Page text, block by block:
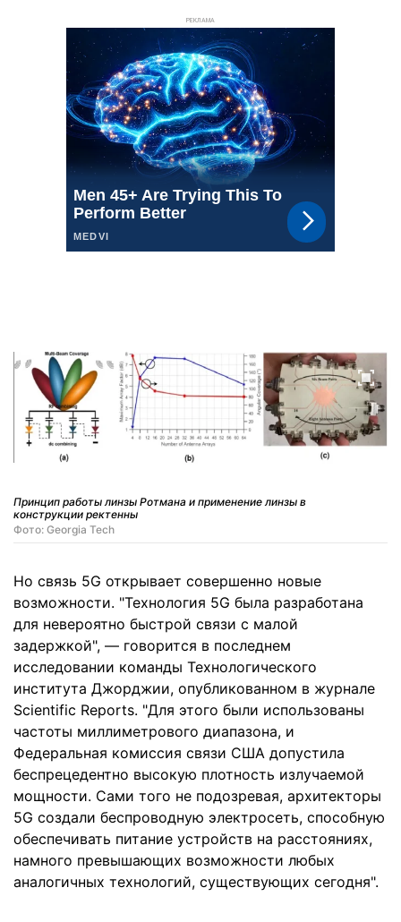
РЕКЛАМА
Принцип работы линзы Ротмана и применение линзы в
конструкции ректенны
Фото: Georgia Tech
Но связь 5G открывает совершенно новые
возможности. "Технология 5G была разработана
для невероятно быстрой связи с малой
задержкой", — говорится в последнем
исследовании команды Технологического
института Джорджии, опубликованном в журнале
Scientific Reports. "Для этого были использованы
частоты миллиметрового диапазона, и
Федеральная комиссия связи США допустила
беспрецедентно высокую плотность излучаемой
мощности. Сами того не подозревая, архитекторы
5G создали беспроводную электросеть, способную
обеспечивать питание устройств на расстояниях,
намного превышающих возможности любых
аналогичных технологий, существующих сегодня".